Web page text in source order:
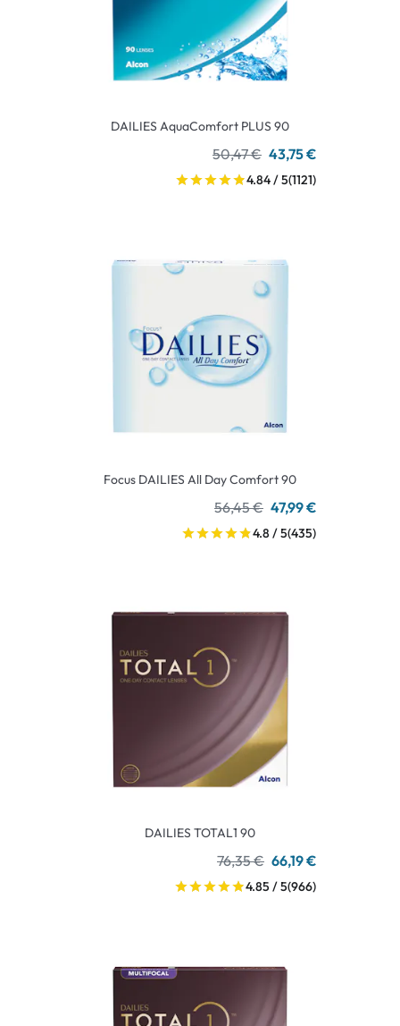
DAILIES AquaComfort PLUS 90
50,47 € 43,75 €
4.84 / 5(1121)
Focus DAILIES All Day Comfort 90
56,45 € 47,99 €
4.8 / 5(435)
DAILIES TOTAL1 90
76,35 € 66,19 €
4.85 / 5(966)